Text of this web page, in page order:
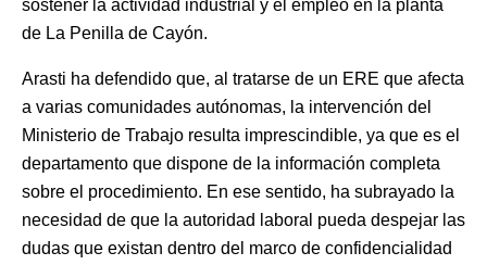
sostener la actividad industrial y el empleo en la planta
de La Penilla de Cayón.
Arasti ha defendido que, al tratarse de un ERE que afecta
a varias comunidades autónomas, la intervención del
Ministerio de Trabajo resulta imprescindible, ya que es el
departamento que dispone de la información completa
sobre el procedimiento. En ese sentido, ha subrayado la
necesidad de que la autoridad laboral pueda despejar las
dudas que existan dentro del marco de confidencialidad